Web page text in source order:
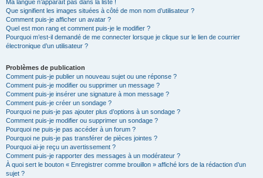
Ma langue n’apparaît pas dans la liste !
Que signifient les images situées à côté de mon nom d’utilisateur ?
Comment puis-je afficher un avatar ?
Quel est mon rang et comment puis-je le modifier ?
Pourquoi m’est-il demandé de me connecter lorsque je clique sur le lien de courrier
électronique d’un utilisateur ?
Problèmes de publication
Comment puis-je publier un nouveau sujet ou une réponse ?
Comment puis-je modifier ou supprimer un message ?
Comment puis-je insérer une signature à mon message ?
Comment puis-je créer un sondage ?
Pourquoi ne puis-je pas ajouter plus d’options à un sondage ?
Comment puis-je modifier ou supprimer un sondage ?
Pourquoi ne puis-je pas accéder à un forum ?
Pourquoi ne puis-je pas transférer de pièces jointes ?
Pourquoi ai-je reçu un avertissement ?
Comment puis-je rapporter des messages à un modérateur ?
À quoi sert le bouton « Enregistrer comme brouillon » affiché lors de la rédaction d’un
sujet ?